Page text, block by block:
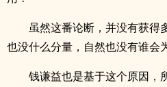
虽然这番论断，并没有获得
也没什么分量，自然也没有谁会
钱谦益也是基于这个原因，